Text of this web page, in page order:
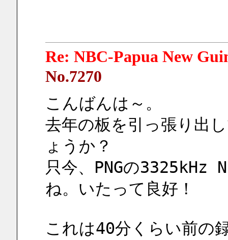
Re: NBC-Papua New
No.7270
こんばんは～。
去年の板を引っ張り出
ょうか？
只今、PNGの
ね。いたって良好！
これは40分くらい前の